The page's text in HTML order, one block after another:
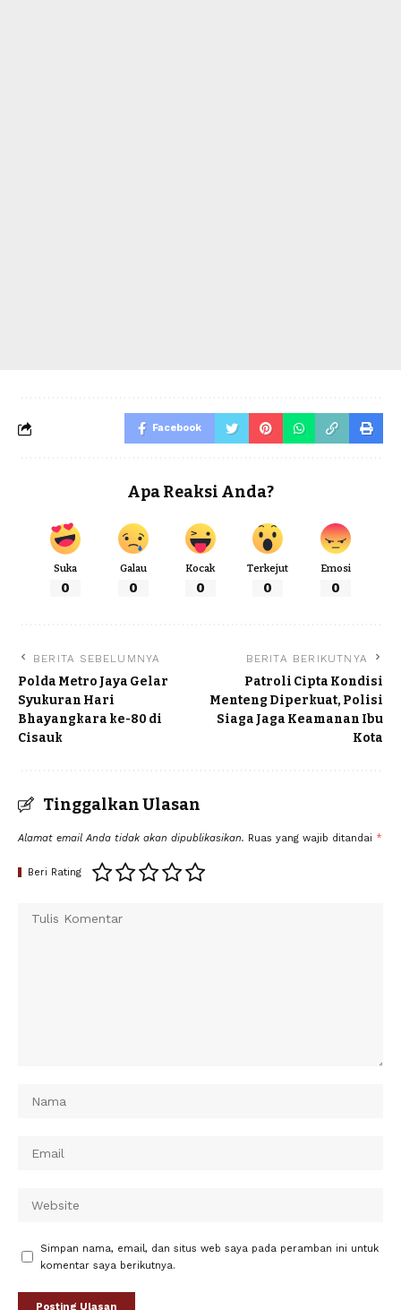
Facebook
Apa Reaksi Anda?
Suka
0
Galau
0
Kocak
0
Terkejut
0
Emosi
0
BERITA SEBELUMNYA
Polda Metro Jaya Gelar
Syukuran Hari
Bhayangkara ke-80 di
Cisauk
BERITA BERIKUTNYA
Patroli Cipta Kondisi
Menteng Diperkuat, Polisi
Siaga Jaga Keamanan Ibu
Kota
Tinggalkan Ulasan
Alamat email Anda tidak akan dipublikasikan. Ruas yang wajib ditandai *
Beri Rating
Simpan nama, email, dan situs web saya pada peramban ini untuk
komentar saya berikutnya.